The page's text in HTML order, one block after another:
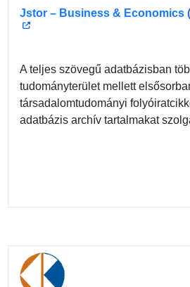
Jstor – Business & Economics
A teljes szövegű adatbázisban
tudományterület mellett
társadalomtudományi
adatbázis archív tartalmakat